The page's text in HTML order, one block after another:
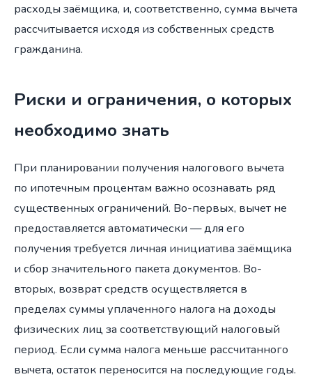
расходы заёмщика, и, соответственно, сумма вычета
рассчитывается исходя из собственных средств
гражданина.
Риски и ограничения, о которых
необходимо знать
При планировании получения налогового вычета
по ипотечным процентам важно осознавать ряд
существенных ограничений. Во-первых, вычет не
предоставляется автоматически — для его
получения требуется личная инициатива заёмщика
и сбор значительного пакета документов. Во-
вторых, возврат средств осуществляется в
пределах суммы уплаченного налога на доходы
физических лиц за соответствующий налоговый
период. Если сумма налога меньше рассчитанного
вычета, остаток переносится на последующие годы.